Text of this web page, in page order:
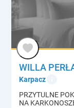
WILLA
Karpacz
PRZYTULNE
NA